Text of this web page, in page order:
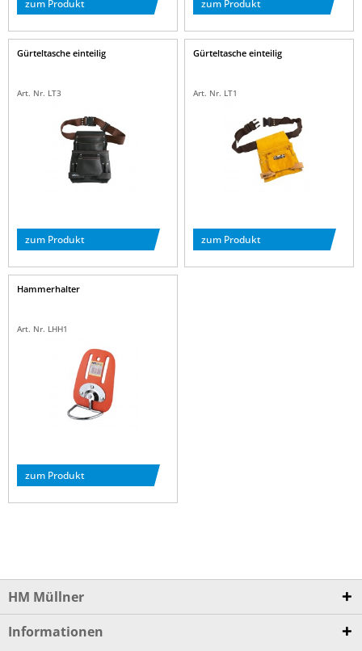
zum Produkt zum Produkt
Gürteltasche einteilig
Art. Nr. LT3
zum Produkt
Gürteltasche einteilig
Art. Nr. LT1
zum Produkt
Hammerhalter
Art. Nr. LHH1
zum Produkt
HM Müllner
Informationen